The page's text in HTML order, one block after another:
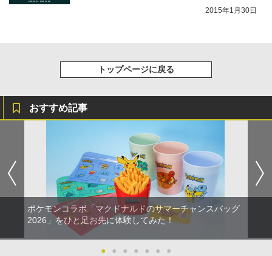
2015年1月30日
トップページに戻る
おすすめ記事
ポケモンコラボ「マクドナルドのサマーチャンスバッグ
2026」をひと足お先に体験してみた！
● ● ● ● ● ● ●